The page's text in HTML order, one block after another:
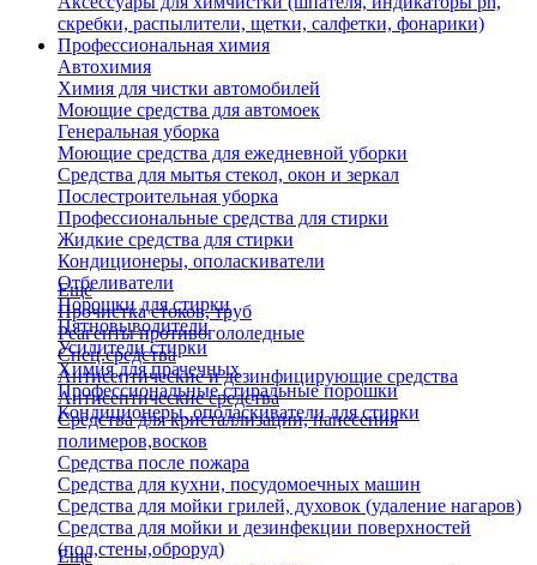
скребки, распылители, щетки, салфетки, фонарики)
Профессиональная химия
Автохимия
Химия для чистки автомобилей
Моющие средства для автомоек
Генеральная уборка
Моющие средства для ежедневной уборки
Средства для мытья стекол, окон и зеркал
Послестроительная уборка
Профессиональные средства для стирки
Жидкие средства для стирки
Кондиционеры, ополаскиватели
Отбеливатели
Порошки для стирки
Пятновыводители
Усилители стирки
Химия для прачечных
Профессиональные стиральные порошки
Кондиционеры, ополаскиватели для стирки
Еще
Прочистка стоков, труб
Реагенты противогололедные
Спец.средства
Антисептические и дезинфицирующие средства
Антисептические средства
Средства для кристаллизации, нанесения
полимеров,восков
Средства после пожара
Средства для кухни, посудомоечных машин
Средства для мойки грилей, духовок (удаление нагаров)
Средства для мойки и дезинфекции поверхностей
(пол,стены,оброруд)
Еще